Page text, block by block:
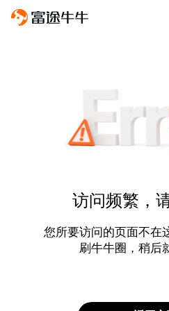
访问频繁，
您所要访问的页面不在
刷牛牛圈，稍后